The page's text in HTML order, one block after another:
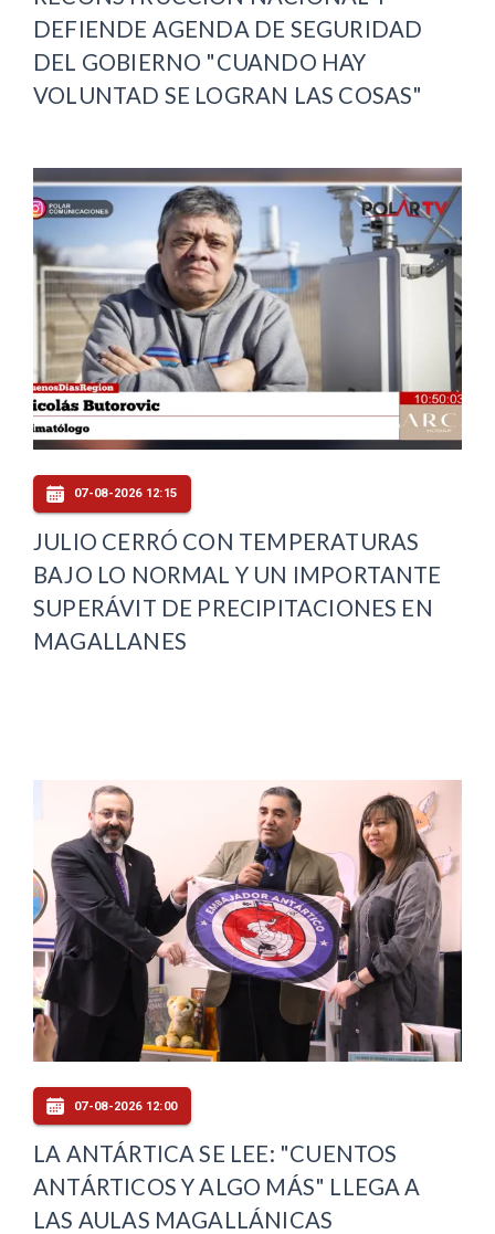
DEFIENDE AGENDA DE SEGURIDAD
DEL GOBIERNO "CUANDO HAY
VOLUNTAD SE LOGRAN LAS COSAS"
07-08-2026 12:15
JULIO CERRÓ CON TEMPERATURAS
BAJO LO NORMAL Y UN IMPORTANTE
SUPERÁVIT DE PRECIPITACIONES EN
MAGALLANES
07-08-2026 12:00
LA ANTÁRTICA SE LEE: "CUENTOS
ANTÁRTICOS Y ALGO MÁS" LLEGA A
LAS AULAS MAGALLÁNICAS